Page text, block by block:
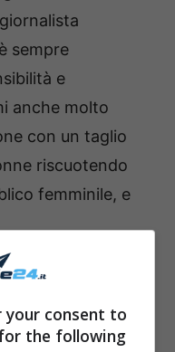
sempre
e
anche molto
con un taglio
riscuotendo
femminile, e
essere solo
aspettare
per sapere la
consent to
the following